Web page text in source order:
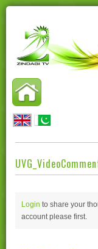
Login to share your
account please first.